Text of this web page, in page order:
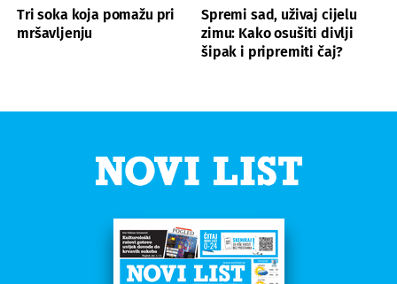
Tri soka koja pomažu pri
mršavljenju
Spremi sad, uživaj cijelu
zimu: Kako osušiti divlji
šipak i pripremiti čaj?